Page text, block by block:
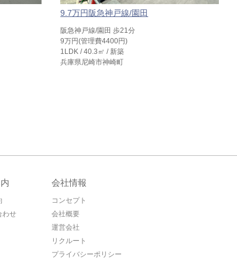
9.7万円阪急神戸線/園田
阪急神戸線/園田 歩21分
9万円(管理費4400円)
1LDK / 40.3㎡ / 新築
兵庫県尼崎市神崎町
わせ
会社情報
コンセプト
会社概要
運営会社
リクルート
プライバシーポリシー